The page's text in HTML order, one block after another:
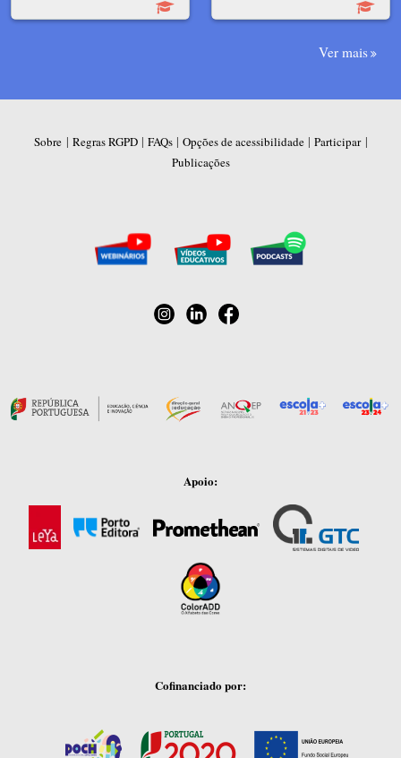
Ver mais
Sobre | Regras RGPD| FAQs| Opções de acessibilidade| Participar|
Publicações
Apoio:
Cofinanciado por: